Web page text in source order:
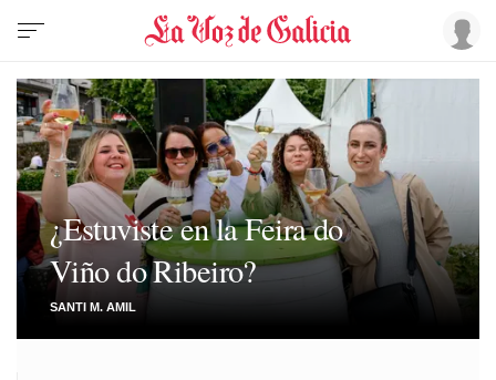
¿Estuviste en la Feira do
Viño do Ribeiro?
SANTI M. AMIL